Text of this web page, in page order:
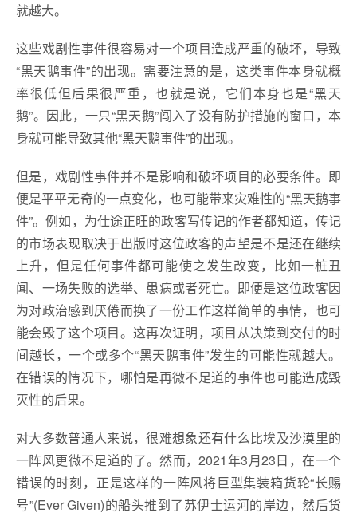
就越大。
这些戏剧性事件很容易对一个项目造成严重的破坏，导致
“黑天鹅事件”的出现。需要注意的是，这类事件本身就概
率很低但后果很严重，也就是说，它们本身也是“黑天
鹅”。因此，一只“黑天鹅”闯入了没有防护措施的窗口，本
身就可能导致其他“黑天鹅事件”的出现。
但是，戏剧性事件并不是影响和破坏项目的必要条件。即
便是平平无奇的一点变化，也可能带来灾难性的“黑天鹅事
件”。例如，为仕途正旺的政客写传记的作者都知道，传记
的市场表现取决于出版时这位政客的声望是不是还在继续
上升，但是任何事件都可能使之发生改变，比如一桩丑
闻、一场失败的选举、患病或者死亡。即便是这位政客因
为对政治感到厌倦而换了一份工作这样简单的事情，也可
能会毁了这个项目。这再次证明，项目从决策到交付的时
间越长，一个或多个“黑天鹅事件”发生的可能性就越大。
在错误的情况下，哪怕是再微不足道的事件也可能造成毁
灭性的后果。
对大多数普通人来说，很难想象还有什么比埃及沙漠里的
一阵风更微不足道的了。然而，2021年3月23日，在一个
错误的时刻，正是这样的一阵风将巨型集装箱货轮“长赐
号”(Ever Given)的船头推到了苏伊士运河的岸边，然后货